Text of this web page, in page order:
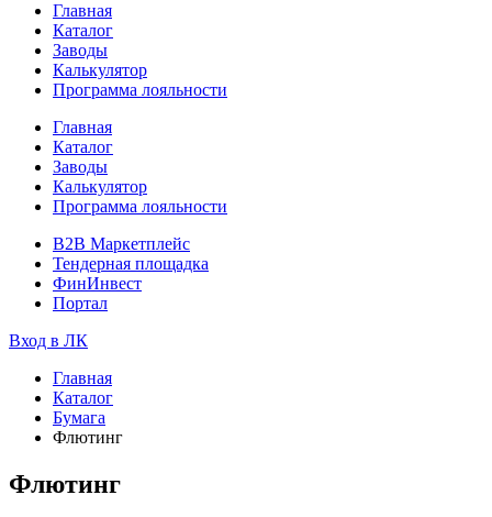
Главная
Каталог
Заводы
Калькулятор
Программа лояльности
Главная
Каталог
Заводы
Калькулятор
Программа лояльности
B2B Маркетплейс
Тендерная площадка
ФинИнвест
Портал
Вход в ЛК
Главная
Каталог
Бумага
Флютинг
Флютинг